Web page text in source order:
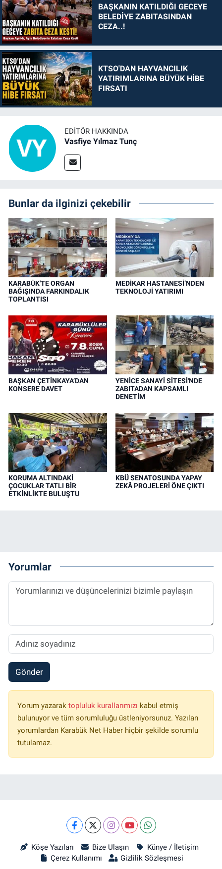
BAŞKANIN KATILDIĞI GECEYE
BELEDİYE ZABITASINDAN
CEZA..!
KTSO'DAN HAYVANCILIK
YATIRIMLARINA BÜYÜK HİBE
FIRSATI
EDITÖR HAKKINDA
Vasfiye Yılmaz Tunç
Bunlar da ilginizi çekebilir
KARABÜK'TE ORGAN
BAĞIŞINDA FARKINDALIK
TOPLANTISI
MEDİKAR HASTANESİ’NDEN
TEKNOLOJİ YATIRIMI
BAŞKAN ÇETİNKAYA’DAN
KONSERE DAVET
YENİCE SANAYİ SİTESİ'NDE
ZABITADAN KAPSAMLI
DENETİM
KORUMA ALTINDAKİ
ÇOCUKLAR TATLI BİR
ETKİNLİKTE BULUŞTU
KBÜ SENATOSUNDA YAPAY
ZEKÂ PROJELERİ ÖNE ÇIKTI
Yorumlar
Gönder
Yorum yazarak topluluk kurallarımızı kabul etmiş
bulunuyor ve tüm sorumluluğu üstleniyorsunuz. Yazılan
yorumlardan Karabük Net Haber hiçbir şekilde sorumlu
tutulamaz.
Köşe Yazıları Bize Ulaşın
Künye / İletişim
Çerez Kullanımı
Gizlilik Sözleşmesi